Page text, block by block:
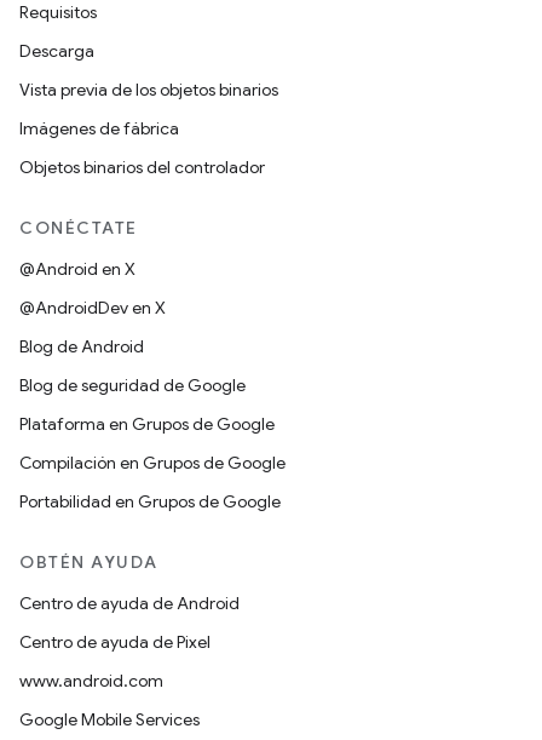
Requisitos
Descarga
Vista previa de los objetos binarios
Imágenes de fábrica
Objetos binarios del controlador
CONÉCTATE
@Android en X
@AndroidDev en X
Blog de Android
Blog de seguridad de Google
Plataforma en Grupos de Google
Compilación en Grupos de Google
Portabilidad en Grupos de Google
OBTÉN AYUDA
Centro de ayuda de Android
Centro de ayuda de Pixel
www.android.com
Google Mobile Services